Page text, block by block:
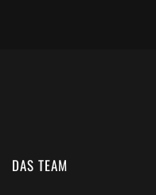
DAS TEAM